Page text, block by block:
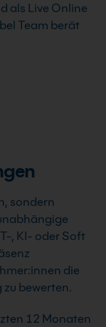
als Live Online
Team berät
sondern
, KI- oder Soft
die
bewerten.
12 Monaten